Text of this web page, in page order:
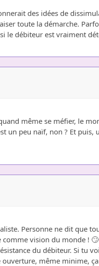
des idées de
toute la démarche.
le débiteur est vraiment
même se méfier, le
un peu naïf, non ? Et
Personne ne dit que
vision du monde !
du débiteur. Si tu
même minime,